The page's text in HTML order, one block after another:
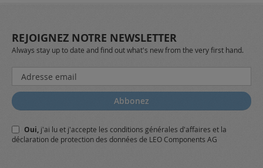
REJOIGNEZ NOTRE NEWSLETTER
Always stay up to date and find out what's new from the very first hand.
Inscription
à
notre
lettre
:
Abbonez
Oui, j'ai lu et j'accepte les conditions générales d'affaires et la
déclaration de protection des données de LEO Components AG